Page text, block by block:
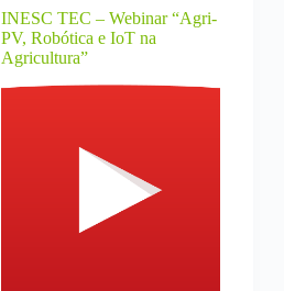
INESC TEC – Webinar “Agri-
PV, Robótica e IoT na
Agricultura”